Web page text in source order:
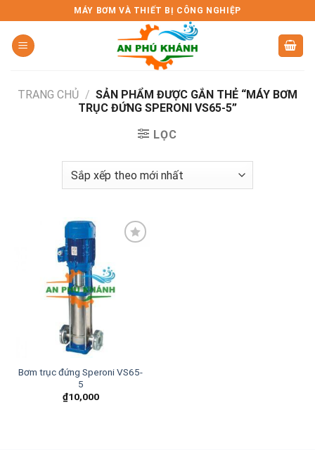
to
content
MÁY BƠM VÀ THIẾT BỊ CÔNG NGHIỆP
TRANG CHỦ / SẢN PHẨM ĐƯỢC GẮN THẺ “MÁY BƠM
TRỤC ĐỨNG SPERONI VS65-5”
LỌC
wishlist
Bơm trục đứng Speroni VS65-
5
₫10,000